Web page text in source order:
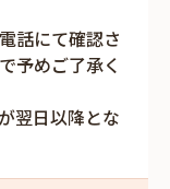
話にて確認さ
予めご了承く
翌日以降とな